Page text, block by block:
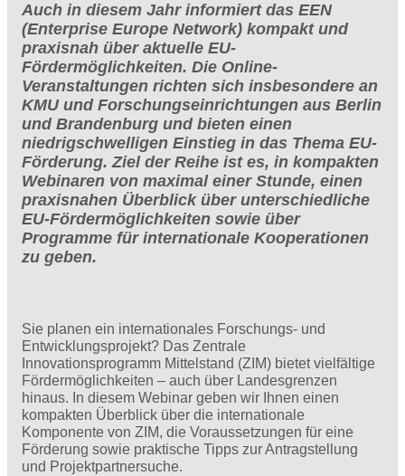
Auch in diesem Jahr informiert das EEN
(Enterprise Europe Network) kompakt und
praxisnah über aktuelle EU-
Fördermöglichkeiten. Die Online-
Veranstaltungen richten sich insbesondere an
KMU und Forschungseinrichtungen aus Berlin
und Brandenburg und bieten einen
niedrigschwelligen Einstieg in das Thema EU-
Förderung. Ziel der Reihe ist es, in kompakten
Webinaren von maximal einer Stunde, einen
praxisnahen Überblick über unterschiedliche
EU-Fördermöglichkeiten sowie über
Programme für internationale Kooperationen
zu geben.
Sie planen ein internationales Forschungs- und
Entwicklungsprojekt? Das Zentrale
Innovationsprogramm Mittelstand (ZIM) bietet vielfältige
Fördermöglichkeiten – auch über Landesgrenzen
hinaus. In diesem Webinar geben wir Ihnen einen
kompakten Überblick über die internationale
Komponente von ZIM, die Voraussetzungen für eine
Förderung sowie praktische Tipps zur Antragstellung
und Projektpartnersuche.